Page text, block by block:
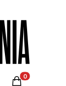
Produkty w